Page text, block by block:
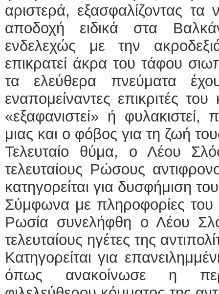
αριστερά, εξασφαλίζοντας
αποδοχή ειδικά στα
ενδελεχώς με την
επικρατεί άκρα του τάφου
τα ελεύθερα πνεύματα
εναπομείναντες επικριτές
«εξαφανιστεί» ή
μιας και ο φόβος για τη ζωή
Τελευταίο θύμα, ο Λέου
τελευταίους Ρώσους
κατηγορείται για δυσφήμιση
Σύμφωνα με πληροφορίες του
Ρωσία συνελήφθη ο Λέου
τελευταίους ηγέτες της
Κατηγορείται για
όπως ανακοίνωσε η